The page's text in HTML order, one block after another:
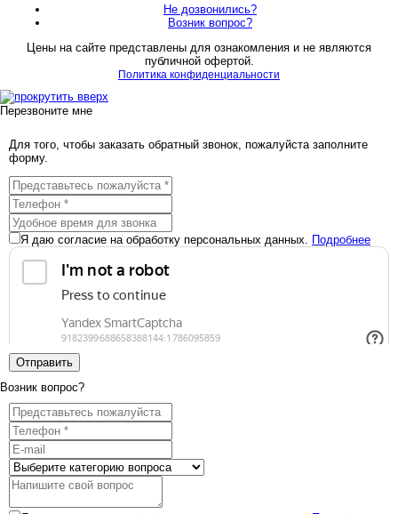
Не дозвонились?
Возник вопрос?
Цены на сайте представлены для ознакомления и не являются
публичной офертой.
Политика конфиденциальности
Перезвоните мне
Для того, чтобы заказать обратный звонок, пожалуйста заполните
форму.
Я даю согласие на обработку персональных данных. Подробнее
Отправить
Возник вопрос?